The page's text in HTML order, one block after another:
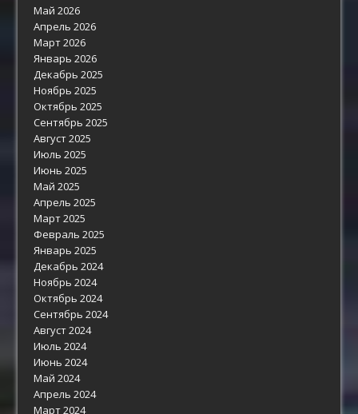
Май 2026
Апрель 2026
Март 2026
Январь 2026
Декабрь 2025
Ноябрь 2025
Октябрь 2025
Сентябрь 2025
Август 2025
Июль 2025
Июнь 2025
Май 2025
Апрель 2025
Март 2025
Февраль 2025
Январь 2025
Декабрь 2024
Ноябрь 2024
Октябрь 2024
Сентябрь 2024
Август 2024
Июль 2024
Июнь 2024
Май 2024
Апрель 2024
Март 2024